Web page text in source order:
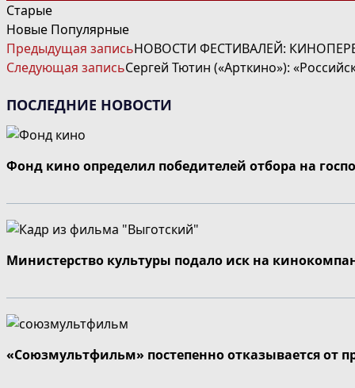
Старые
Новые Популярные
ЧИТАТЬ
ДАЛЕЕ
СТАТЬИ
Предыдущая записьНОВОСТИ ФЕСТИВАЛЕЙ:
Следующая записьСергей Тютин («Арткино»):
ПОСЛЕДНИЕ НОВОСТИ
Фонд кино определил победителей отбора на
Министерство культуры подало иск на
«Союзмультфильм» постепенно отказывается от